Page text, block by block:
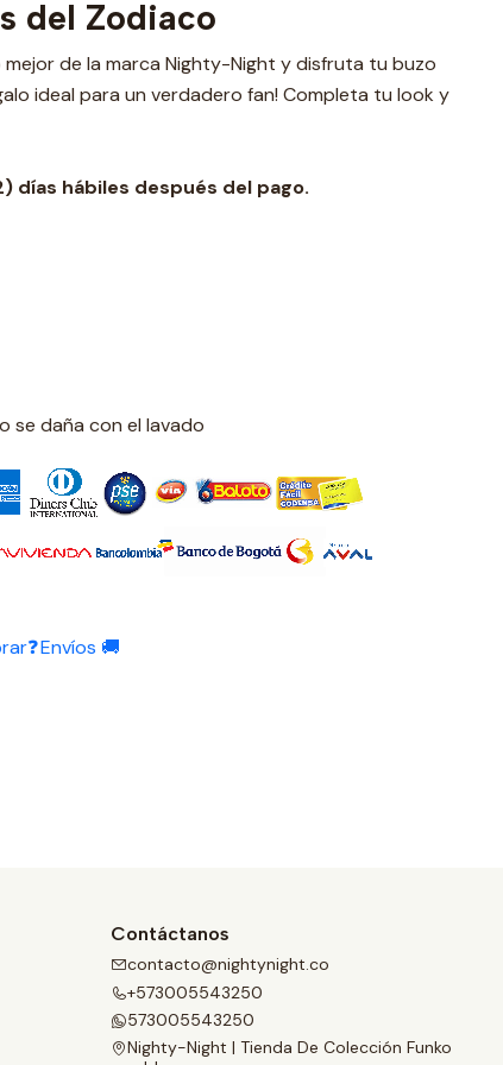
del Zodiaco
mejor de la marca Nighty-Night y disfruta tu buzo
ideal para un verdadero fan! Completa tu look y
días hábiles después del pago.
se daña con el lavado
Envíos 🚚
Contáctanos
contacto@nightynight.co
+573005543250
573005543250
Nighty-Night | Tienda De Colección Funko